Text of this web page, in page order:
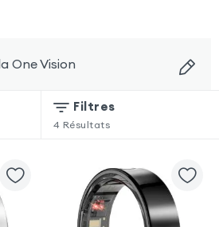
One Vision
Filtres
4 Résultats